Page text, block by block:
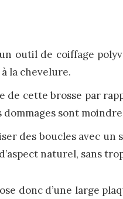
outil de coiffage
la chevelure.
de cette brosse par
dommages sont
des boucles avec un
naturel, sans
donc d’une large